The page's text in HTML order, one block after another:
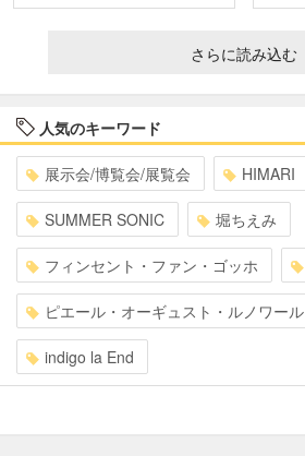
さらに読み込む
人気のキーワード
展示会/博覧会/展覧会 HIMARI
SUMMER SONIC 堀ちえみ
フィンセント・ファン・ゴッホ
ピエール・オーギュスト・ルノワール
indigo la End